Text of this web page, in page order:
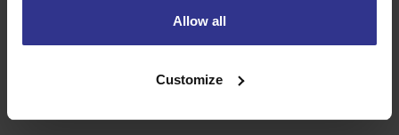
Allow all
Customize
voorspelbaar maandbedrag. Dit geld kun je investeren in je
kernactiviteiten of aanhouden voor onverwachte uitgaven.
Bij shortlease zijn alle kosten bekend: verzekering,
onderhoud, wegenbelasting en reparaties zijn inbegrepen in